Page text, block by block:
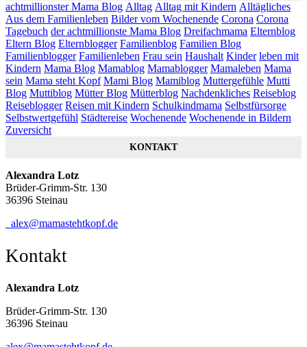
achtmillionster Mama Blog Alltag Alltag mit Kindern Alltägliches
Aus dem Familienleben Bilder vom Wochenende Corona Corona
Tagebuch der achtmillionste Mama Blog Dreifachmama Elternblog
Eltern Blog Elternblogger Familienblog Familien Blog
Familienblogger Familienleben Frau sein Haushalt Kinder leben mit
Kindern Mama Blog Mamablog Mamablogger Mamaleben Mama
sein Mama steht Kopf Mami Blog Mamiblog Muttergefühle Mutti
Blog Muttiblog Mütter Blog Mütterblog Nachdenkliches Reiseblog
Reiseblogger Reisen mit Kindern Schulkindmama Selbstfürsorge
Selbstwertgefühl Städtereise Wochenende Wochenende in Bildern
Zuversicht
KONTAKT
Alexandra Lotz
Brüder-Grimm-Str. 130
36396 Steinau
alex@mamastehtkopf.de
Kontakt
Alexandra Lotz
Brüder-Grimm-Str. 130
36396 Steinau